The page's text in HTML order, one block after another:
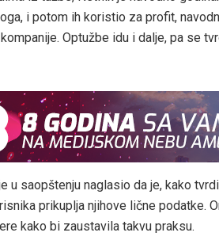
i potom ih koristio za profit,
Optužbe idu i dalje, pa se
u saopštenju naglasio da je, kako
prikuplja njihove lične podatke.
kako bi zaustavila takvu praksu.